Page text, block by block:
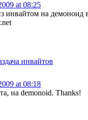
at 08:25
инвайтом на демоноид
инвайтов
at 08:18
на demonoid. Thanks!